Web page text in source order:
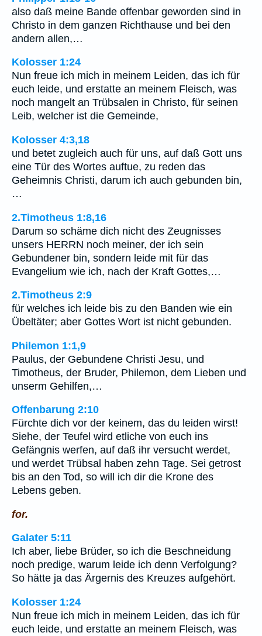
also daß meine Bande offenbar geworden sind in
Christo in dem ganzen Richthause und bei den
andern allen,…
Kolosser 1:24
Nun freue ich mich in meinem Leiden, das ich für
euch leide, und erstatte an meinem Fleisch, was
noch mangelt an Trübsalen in Christo, für seinen
Leib, welcher ist die Gemeinde,
Kolosser 4:3,18
und betet zugleich auch für uns, auf daß Gott uns
eine Tür des Wortes auftue, zu reden das
Geheimnis Christi, darum ich auch gebunden bin,
…
2.Timotheus 1:8,16
Darum so schäme dich nicht des Zeugnisses
unsers HERRN noch meiner, der ich sein
Gebundener bin, sondern leide mit für das
Evangelium wie ich, nach der Kraft Gottes,…
2.Timotheus 2:9
für welches ich leide bis zu den Banden wie ein
Übeltäter; aber Gottes Wort ist nicht gebunden.
Philemon 1:1,9
Paulus, der Gebundene Christi Jesu, und
Timotheus, der Bruder, Philemon, dem Lieben und
unserm Gehilfen,…
Offenbarung 2:10
Fürchte dich vor der keinem, das du leiden wirst!
Siehe, der Teufel wird etliche von euch ins
Gefängnis werfen, auf daß ihr versucht werdet,
und werdet Trübsal haben zehn Tage. Sei getrost
bis an den Tod, so will ich dir die Krone des
Lebens geben.
for.
Galater 5:11
Ich aber, liebe Brüder, so ich die Beschneidung
noch predige, warum leide ich denn Verfolgung?
So hätte ja das Ärgernis des Kreuzes aufgehört.
Kolosser 1:24
Nun freue ich mich in meinem Leiden, das ich für
euch leide, und erstatte an meinem Fleisch, was